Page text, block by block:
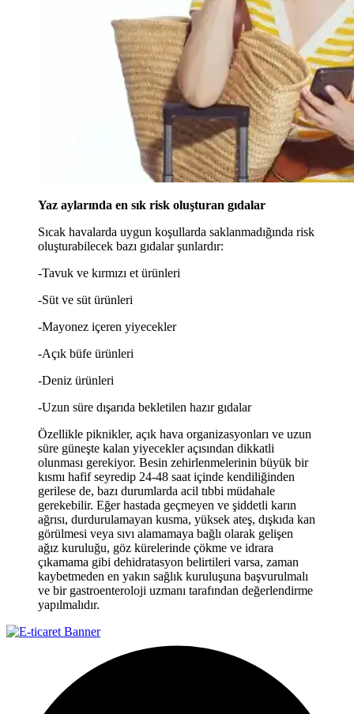
Yaz aylarında en sık risk oluşturan gıdalar
Sıcak havalarda uygun koşullarda saklanmadığında risk
oluşturabilecek bazı gıdalar şunlardır:
-Tavuk ve kırmızı et ürünleri
-Süt ve süt ürünleri
-Mayonez içeren yiyecekler
-Açık büfe ürünleri
-Deniz ürünleri
-Uzun süre dışarıda bekletilen hazır gıdalar
Özellikle piknikler, açık hava organizasyonları ve uzun
süre güneşte kalan yiyecekler açısından dikkatli
olunması gerekiyor. Besin zehirlenmelerinin büyük bir
kısmı hafif seyredip 24-48 saat içinde kendiliğinden
gerilese de, bazı durumlarda acil tıbbi müdahale
gerekebilir. Eğer hastada geçmeyen ve şiddetli karın
ağrısı, durdurulamayan kusma, yüksek ateş, dışkıda kan
görülmesi veya sıvı alamamaya bağlı olarak gelişen
ağız kuruluğu, göz kürelerinde çökme ve idrara
çıkamama gibi dehidratasyon belirtileri varsa, zaman
kaybetmeden en yakın sağlık kuruluşuna başvurulmalı
ve bir gastroenteroloji uzmanı tarafından değerlendirme
yapılmalıdır.